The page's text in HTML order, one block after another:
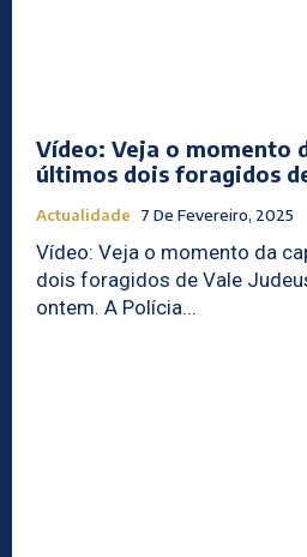
Vídeo: Veja o momento
últimos dois foragidos
Actualidade 7 De Fevereiro, 2025
Vídeo: Veja o momento da
dois foragidos de Vale
ontem. A Polícia...